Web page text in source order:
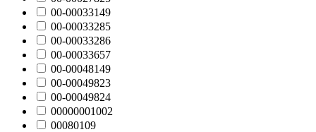
00-00033149
00-00033285
00-00033286
00-00033657
00-00048149
00-00049823
00-00049824
00000001002
00080109